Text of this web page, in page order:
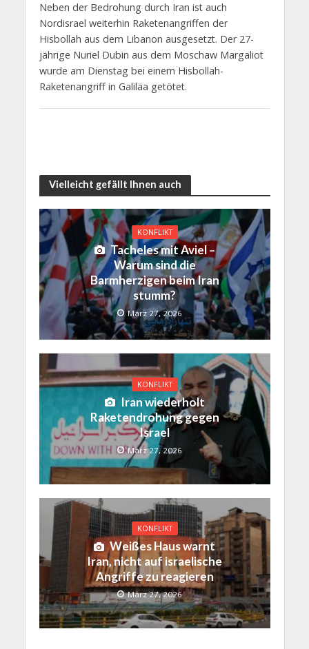
Neben der Bedrohung durch Iran ist auch
Nordisrael weiterhin Raketenangriffen der
Hisbollah aus dem Libanon ausgesetzt. Der 27-
jährige Nuriel Dubin aus dem Moschaw Margaliot
wurde am Dienstag bei einem Hisbollah-
Raketenangriff in Galiläa getötet.
Vielleicht gefällt Ihnen auch
KONFLIKT
Tacheles mit Aviel –
Warum sind die
Barmherzigen beim Iran
stumm?
März 27, 2026
KONFLIKT
Iran wiederholt
Raketendrohung gegen
Israel
März 27, 2026
KONFLIKT
Weißes Haus warnt
Iran, nicht auf israelische
Angriffe zu reagieren
März 27, 2026